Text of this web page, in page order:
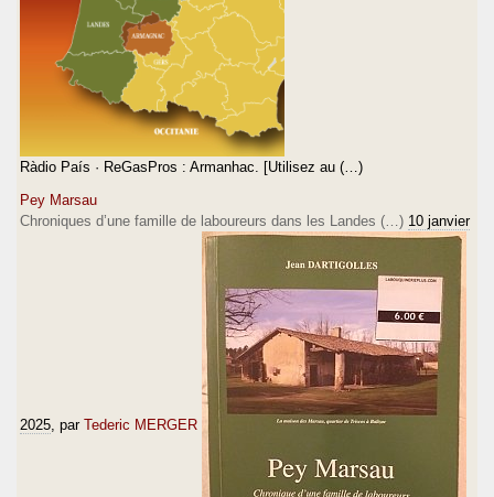
Ràdio País · ReGasPros : Armanhac. [Utilisez au (…)
Pey Marsau
Chroniques d’une famille de laboureurs dans les Landes (…) 10 janvier
2025 , par Tederic MERGER